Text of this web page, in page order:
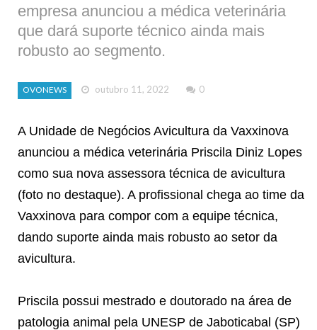
empresa anunciou a médica veterinária
que dará suporte técnico ainda mais
robusto ao segmento.
OVONEWS outubro 11, 2022 0
A Unidade de Negócios Avicultura da Vaxxinova
anunciou a médica veterinária Priscila Diniz Lopes
como sua nova assessora técnica de avicultura
(foto no destaque). A profissional chega ao time da
Vaxxinova para compor com a equipe técnica,
dando suporte ainda mais robusto ao setor da
avicultura.
Priscila possui mestrado e doutorado na área de
patologia animal pela UNESP de Jaboticabal (SP)